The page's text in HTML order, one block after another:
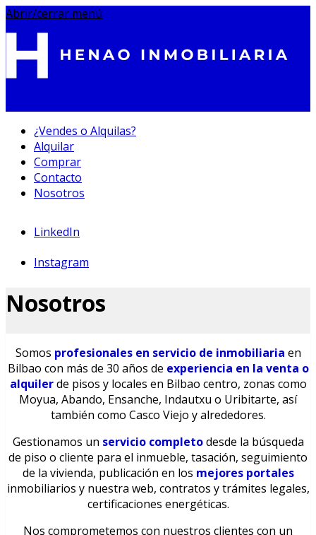
Abrir/cerrar menú
695 233 212
¿Vendes o Alquilas?
Alquilar
Comprar
Contacto
Nosotros
LinkedIn
Instagram
Nosotros
Somos profesionales en servicio de inmobiliaria en
Bilbao con más de 30 años de experiencia en la venta o
alquilerde pisos y locales en Bilbao centro, zonas como
Moyua, Abando, Ensanche, Indautxu o Uribitarte, así
también como Casco Viejo y alrededores.
Gestionamos un servicio completodesde la búsqueda
de piso o cliente para el inmueble, tasación, seguimiento
de la vivienda, publicación en los mejores portales
inmobiliarios y nuestra web, contratos y trámites legales,
certificaciones energéticas.
Nos comprometemos con nuestros clientes con un